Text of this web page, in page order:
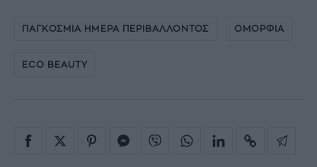
ΠΑΓΚΟΣΜΙΑ ΗΜΕΡΑ ΠΕΡΙΒΑΛΛΟΝΤΟΣ ΟΜΟΡΦΙΑ
ECO BEAUTY